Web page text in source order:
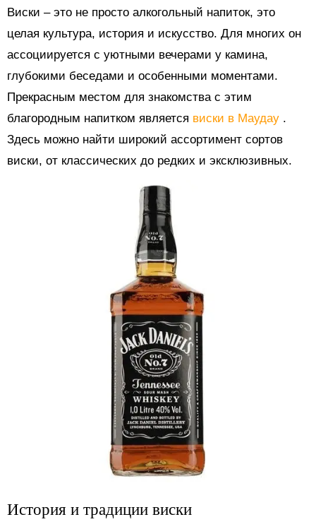
Виски – это не просто алкогольный напиток, это
целая культура, история и искусство. Для многих он
ассоциируется с уютными вечерами у камина,
глубокими беседами и особенными моментами.
Прекрасным местом для знакомства с этим
благородным напитком является виски в Маудау .
Здесь можно найти широкий ассортимент сортов
виски, от классических до редких и эксклюзивных.
История и традиции виски